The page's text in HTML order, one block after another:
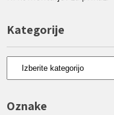
Kategorije
Kategorije
Oznake